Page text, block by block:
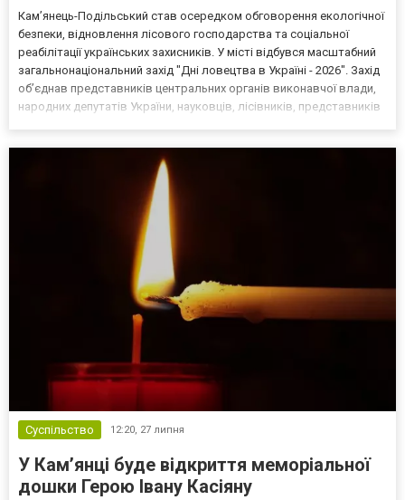
Кам’янець-Подільський став осередком обговорення екологічної
безпеки, відновлення лісового господарства та соціальної
реабілітації українських захисників. У місті відбувся масштабний
загальнонаціональний захід "Дні ловецтва в Україні - 2026". Захід
об’єднав представників центральних органів виконавчої влади,
народних депутатів України, науковців, лісівників, представників
Суспільство 12:20, 27 липня
У Кам’янці буде відкриття меморіальної
дошки Герою Івану Касіяну